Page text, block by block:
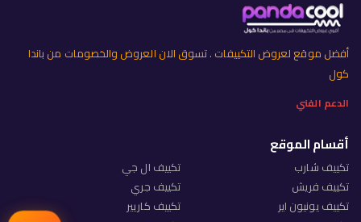
أفضل موقع لعروض التكييفات . تسوق الان العروض والخصومات من باندا
كول
الدعم الفني
أقسام الموقع
تكييف شارب
تكييف ال جي
تكييف فريش
تكييف جري
تكييف يونيون اير
تكييف كاريير